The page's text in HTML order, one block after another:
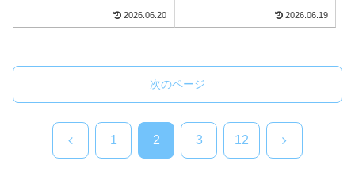
2026.06.20 2026.06.19
次のページ
前 1 2 3 12 次